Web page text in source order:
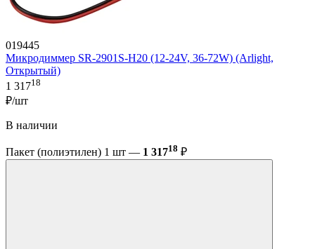
019445
Микродиммер SR-2901S-H20 (12-24V, 36-72W) (Arlight,
Открытый)
1 31718
₽/шт
В наличии
Пакет (полиэтилен) 1 шт — 1 31718 ₽